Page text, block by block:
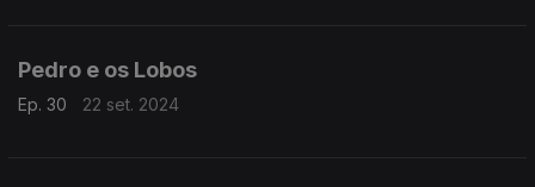
Pedro e os Lobos
Ep. 30 22 set. 2024